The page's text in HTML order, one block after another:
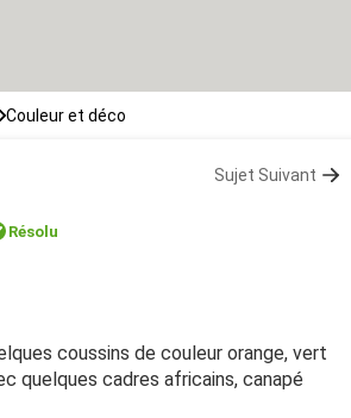
Couleur et déco
Sujet Suivant
Résolu
coussins de couleur orange, vert
quelques cadres africains, canapé